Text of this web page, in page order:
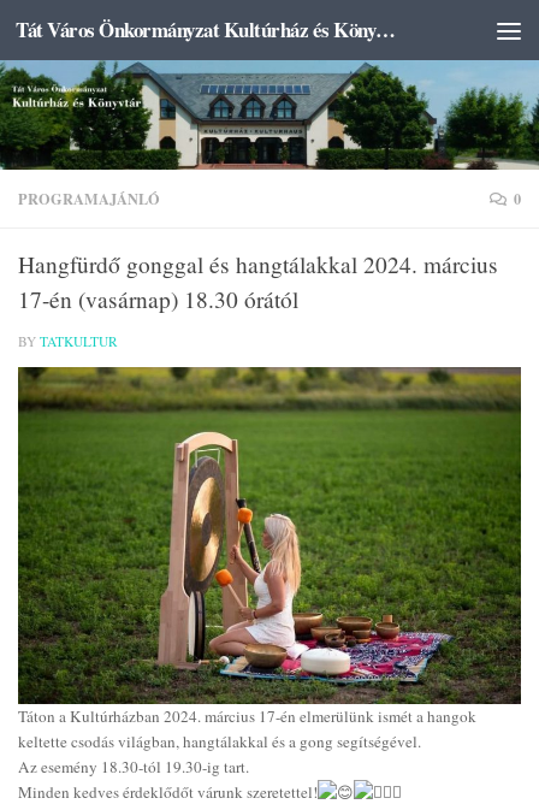
Skip to content Tát Város Önkormányzat Kultúrház és Könyvtár
PROGRAMAJÁNLÓ 0
Hangfürdő gonggal és hangtálakkal 2024. március
17-én (vasárnap) 18.30 órától
BY TATKULTUR
Táton a Kultúrházban 2024. március 17-én elmerülünk ismét a hangok
keltette csodás világban, hangtálakkal és a gong segítségével.
Az esemény 18.30-tól 19.30-ig tart.
Minden kedves érdeklődőt várunk szeretettel!